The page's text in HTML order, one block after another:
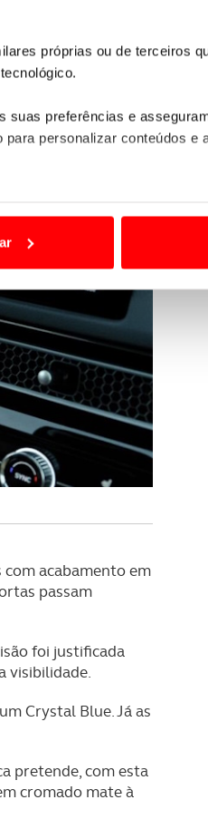
próprias ou de terceiros
preferências e
personalizar conteúdos e
conteúdos e anúncios,
de navegação no nosso
do nosso site de publicidade
serão realizadas
contexto dos serviços a
similares pode ter impacto na
com acabamento em
passam
foi justificada
visibilidade.
Crystal Blue. Já as
pretende, com esta
cromado mate à